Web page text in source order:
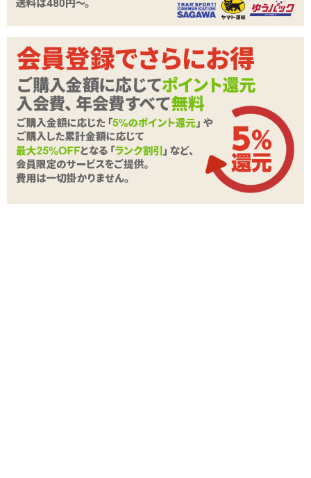
商品名 newnew [ニューニュー] フリルウェーブ
商品コード UPPP-109
メーカー価
4,070円(税込)
購入価格 2,728円(税込)
ポイント 124P
カテゴリ HATOPLA(ハトプラ)
付属品